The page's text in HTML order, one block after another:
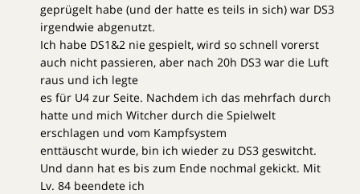
geprügelt habe (und der hatte es teils in sich) war DS3
irgendwie abgenutzt.
Ich habe DS1&2 nie gespielt, wird so schnell vorerst
auch nicht passieren, aber nach 20h DS3 war die Luft
raus und ich legte
es für U4 zur Seite. Nachdem ich das mehrfach durch
hatte und mich Witcher durch die Spielwelt
erschlagen und vom Kampfsystem
enttäuscht wurde, bin ich wieder zu DS3 geswitcht.
Und dann hat es bis zum Ende nochmal gekickt. Mit
Lv. 84 beendete ich